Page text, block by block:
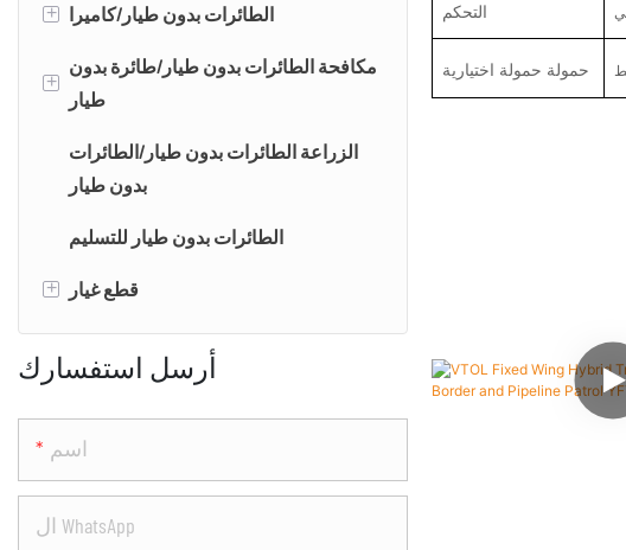
إيفتولVTOL ثابت الجناح الطائرات بدون طيار
متعددة الدوران الطائرات بدون طيار/
بدون طيار
+ الطائرات بدون طيار/كاميرا
كاميرا EO/IR
كاميرا PTZ
+
مكافحة الطائرات بدون طيار/طائرة بدون
طيار
تحلي الطائرات بدون طيار
الكشف عن الطائرات بدون طيار &
نظام التشويش
الزراعة الطائرات بدون طيار/الطائرات
بدون طيار
الطائرات بدون طيار للتسليم
+ قطع غيار
محرك
أرسل استفسارك
اسم
ال WhatsApp
التحكم
حمولة حمولة اختيارية